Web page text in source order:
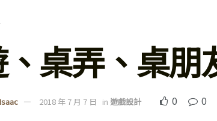
桌弄、桌朋
2018 年 7 月 7 日 in 遊戲設計 0 0